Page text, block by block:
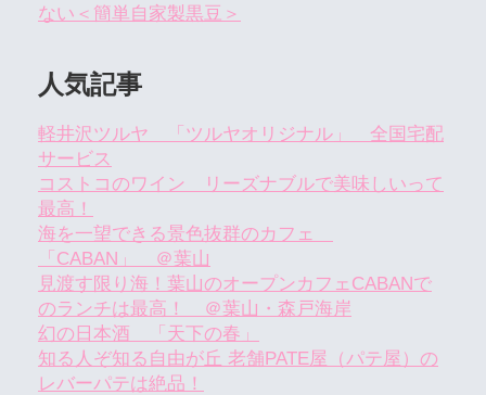
ない＜簡単自家製黒豆＞
人気記事
軽井沢ツルヤ 「ツルヤオリジナル」 全国宅配
サービス
コストコのワイン リーズナブルで美味しいって
最高！
海を一望できる景色抜群のカフェ
「CABAN」 ＠葉山
見渡す限り海！葉山のオープンカフェCABANで
のランチは最高！ ＠葉山・森戸海岸
幻の日本酒 「天下の春」
知る人ぞ知る自由が丘 老舗PATE屋（パテ屋）の
レバーパテは絶品！